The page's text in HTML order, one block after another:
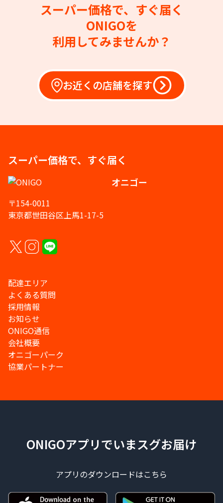
スーパー価格で、すぐ届く
ONIGOを
利用してみませんか？
お近くの店舗を探す
スーパー価格で、すぐ届く
オニゴー
〒154-0011
東京都世田谷区上馬1-17-5
配達エリア
よくある質問
採用情報
お知らせ
ONIGO通信
会社概要
オニゴーパーク
協業パートナー
ONIGOアプリでいまスグお届け
アプリのダウンロードはこちら